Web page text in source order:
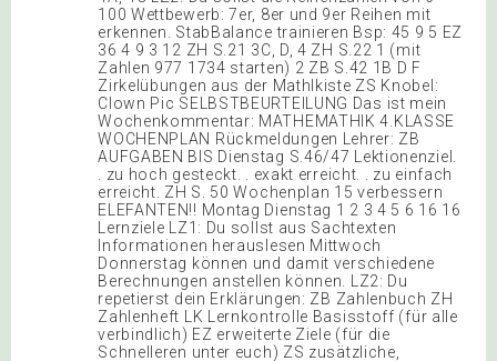
100 Wettbewerb: 7er, 8er und 9er Reihen mit
erkennen. StabBalance trainieren Bsp: 45 9 5 EZ
36 4 9 3 12 ZH S.21 3C, D, 4 ZH S.22 1 (mit
Zahlen 977 1734 starten) 2 ZB S.42 1B D F
Zirkelübungen aus der Mathlkiste ZS Knobel:
Clown Pic SELBSTBEURTEILUNG Das ist mein
Wochenkommentar: MATHEMATHIK 4.KLASSE
WOCHENPLAN Rückmeldungen Lehrer: ZB
AUFGABEN BIS Dienstag S.46/47 Lektionenziel.
. zu hoch gesteckt. . exakt erreicht. . zu einfach
erreicht. ZH S. 50 Wochenplan 15 verbessern
ELEFANTEN!! Montag Dienstag 1 2 3 4 5 6 16 16
Lernziele LZ1: Du sollst aus Sachtexten
Informationen herauslesen Mittwoch
Donnerstag können und damit verschiedene
Berechnungen anstellen können. LZ2: Du
repetierst dein Erklärungen: ZB Zahlenbuch ZH
Zahlenheft LK Lernkontrolle Basisstoff (für alle
verbindlich) EZ erweiterte Ziele (für die
Schnelleren unter euch) ZS zusätzliche,